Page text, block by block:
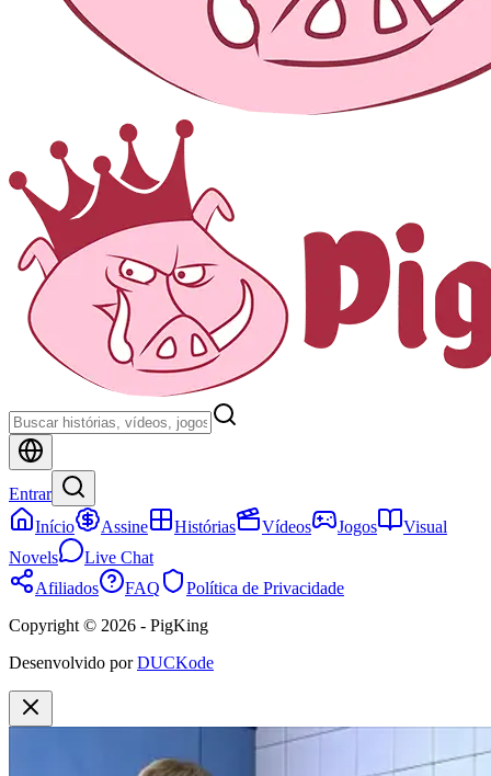
Entrar
Início
Assine Histórias Vídeos Jogos
Visual
Novels
Live Chat
Afiliados
FAQ
Política de Privacidade
Copyright © 2026 - PigKing
Desenvolvido por DUCKode